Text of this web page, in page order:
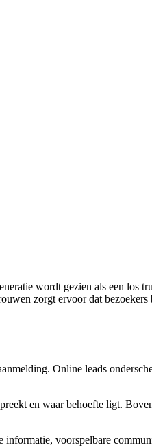
wordt gezien als een los
zorgt ervoor dat
Online leads
en waar behoefte ligt.
voorspelbare